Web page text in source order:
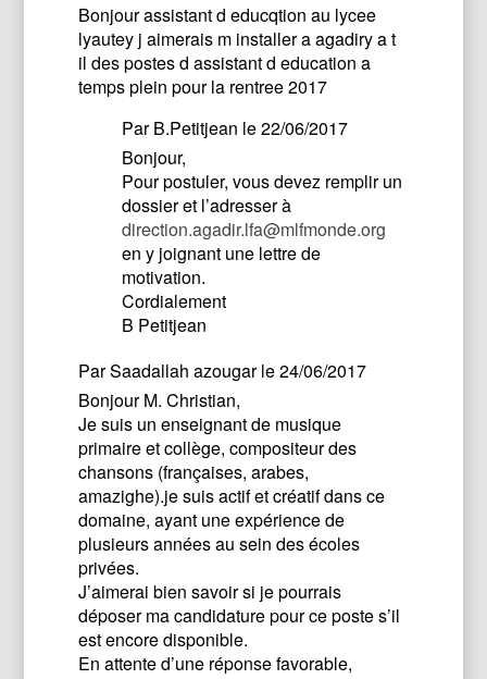
Bonjour assistant d educqtion au lycee
lyautey j aimerais m installer a agadiry a t
il des postes d assistant d education a
temps plein pour la rentree 2017
ParB.Petitjean le 22/06/2017
Bonjour,
Pour postuler, vous devez remplir un
dossier et l’adresser à
direction.agadir.lfa@mlfmonde.org
en y joignant une lettre de
motivation.
Cordialement
B Petitjean
ParSaadallah azougarle 24/06/2017
Bonjour M. Christian,
Je suis un enseignant de musique
primaire et collège, compositeur des
chansons (françaises, arabes,
amazighe).je suis actif et créatif dans ce
domaine, ayant une expérience de
plusieurs années au sein des écoles
privées.
J’aimerai bien savoir si je pourrais
déposer ma candidature pour ce poste s’il
est encore disponible.
En attente d’une réponse favorable,